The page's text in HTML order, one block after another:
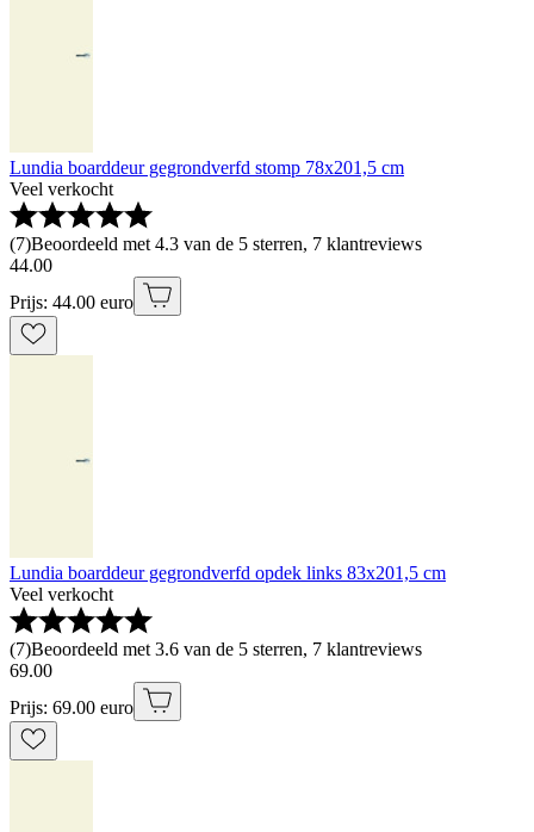
Lundia boarddeur gegrondverfd stomp 78x201,5 cm
Veel verkocht
(7)Beoordeeld met 4.3 van de 5 sterren, 7 klantreviews
44.00
Prijs: 44.00 euro
Lundia boarddeur gegrondverfd opdek links 83x201,5 cm
Veel verkocht
(7)Beoordeeld met 3.6 van de 5 sterren, 7 klantreviews
69.00
Prijs: 69.00 euro